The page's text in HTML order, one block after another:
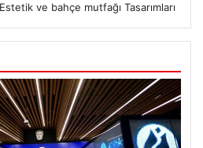
ve bahçe mutfağı Tasarımları